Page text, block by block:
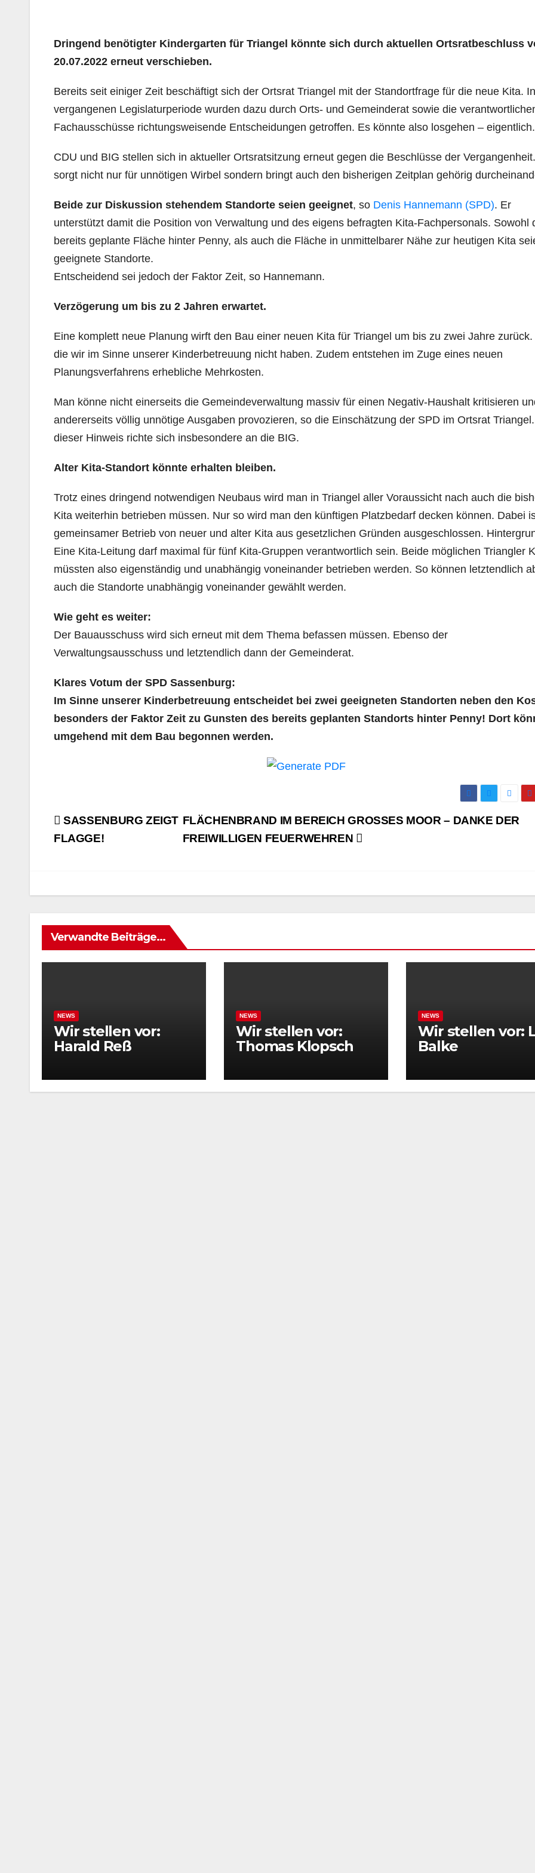
Dringend benötigter Kindergarten für Triangel könnte sich durch aktuellen Ortsratbeschluss
20.07.2022 erneut verschieben.
Bereits seit einiger Zeit beschäftigt sich der Ortsrat Triangel mit der Standortfrage für die neue Kita.
vergangenen Legislaturperiode wurden dazu durch Orts- und Gemeinderat sowie die
Fachausschüsse richtungsweisende Entscheidungen getroffen. Es könnte also losgehen – eigentlich.
CDU und BIG stellen sich in aktueller Ortsratsitzung erneut gegen die Beschlüsse der
sorgt nicht nur für unnötigen Wirbel sondern bringt auch den bisherigen Zeitplan gehörig
Beide zur Diskussion stehendem Standorte seien geeignet, so Denis Hannemann (SPD). Er
unterstützt damit die Position von Verwaltung und des eigens befragten Kita-Fachpersonals. Sowohl
bereits geplante Fläche hinter Penny, als auch die Fläche in unmittelbarer Nähe zur heutigen Kita
geeignete Standorte.
Entscheidend sei jedoch der Faktor Zeit, so Hannemann.
Verzögerung um bis zu 2 Jahren erwartet.
Eine komplett neue Planung wirft den Bau einer neuen Kita für Triangel um bis zu zwei Jahre zurück.
die wir im Sinne unserer Kinderbetreuung nicht haben. Zudem entstehen im Zuge eines neuen
Planungsverfahrens erhebliche Mehrkosten.
Man könne nicht einerseits die Gemeindeverwaltung massiv für einen Negativ-Haushalt kritisieren
andererseits völlig unnötige Ausgaben provozieren, so die Einschätzung der SPD im Ortsrat
dieser Hinweis richte sich insbesondere an die BIG.
Alter Kita-Standort könnte erhalten bleiben.
Trotz eines dringend notwendigen Neubaus wird man in Triangel aller Voraussicht nach auch die
Kita weiterhin betrieben müssen. Nur so wird man den künftigen Platzbedarf decken können. Dabei
gemeinsamer Betrieb von neuer und alter Kita aus gesetzlichen Gründen ausgeschlossen.
Eine Kita-Leitung darf maximal für fünf Kita-Gruppen verantwortlich sein. Beide möglichen Triangler
müssten also eigenständig und unabhängig voneinander betrieben werden. So können letztendlich
auch die Standorte unabhängig voneinander gewählt werden.
Wie geht es weiter:
Der Bauausschuss wird sich erneut mit dem Thema befassen müssen. Ebenso der
Verwaltungsausschuss und letztendlich dann der Gemeinderat.
Klares Votum der SPD Sassenburg:
Im Sinne unserer Kinderbetreuung entscheidet bei zwei geeigneten Standorten neben den
besonders der Faktor Zeit zu Gunsten des bereits geplanten Standorts hinter Penny! Dort
umgehend mit dem Bau begonnen werden.
Beitrags-
Navigation
FLÄCHENBRAND IM BEREICH GROSSES MOOR – DANKE DER
FREIWILLIGEN FEUERWEHREN
SASSENBURG ZEIGT
FLAGGE!
Verwandte Beiträge...
NEWS
Wir stellen vor:
Harald Reß
NEWS
Wir stellen vor:
Thomas Klopsch
NEWS
Wir stellen vor:
Balke